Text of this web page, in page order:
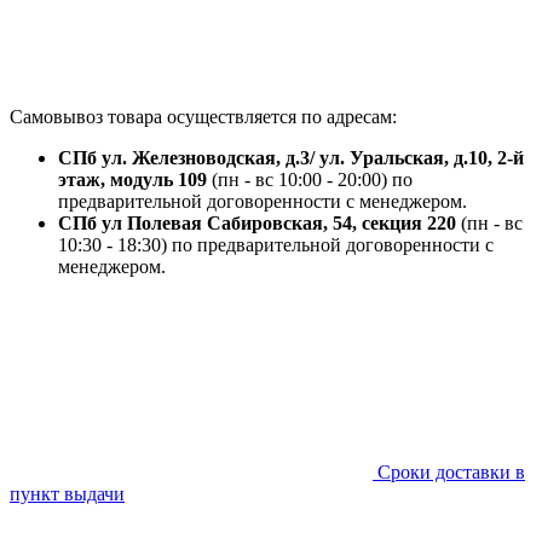
Самовывоз товара осуществляется по адресам:
СПб ул. Железноводская, д.3/ ул. Уральская, д.10, 2-й
этаж, модуль 109 (пн - вс 10:00 - 20:00) по
предварительной договоренности с менеджером.
СПб ул Полевая Сабировская, 54, секция 220 (пн - вс
10:30 - 18:30) по предварительной договоренности с
менеджером.
Сроки доставки в
пункт выдачи